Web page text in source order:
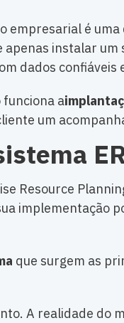
empresarial é
apenas instalar
dados confiáveis
a
um
Resource
implementação
que surgem as
A realidade do